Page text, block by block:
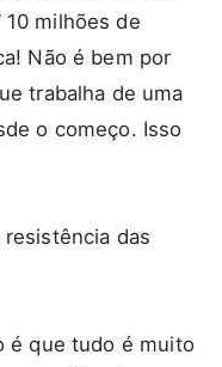
milhões de
Não é bem por
trabalha de uma
o começo. Isso
das
é que tudo é muito